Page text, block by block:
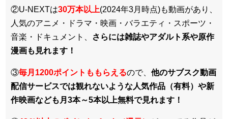
②U-NEXTは30万本以上(2024年3月時点)も動画があり、
人気のアニメ・ドラマ・映画・バラエティ・スポーツ・
音楽・ドキュメント、
さらには雑誌やアダルト系や原作
漫画も見れます！
③毎月1200ポイントももらえるので、 他のサブスク動画
配信サービスでは観れないような人気作品（有料）や新
作映画なども月3本～5本以上無料で見れます！